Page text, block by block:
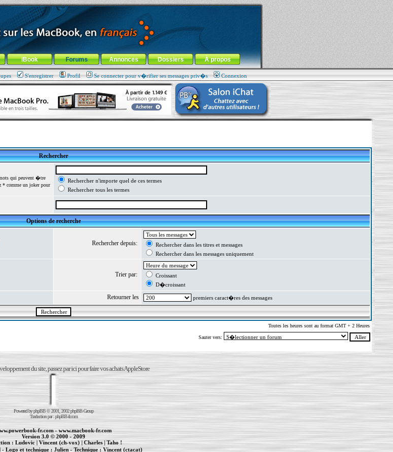
de la rubrique
iBook Forums Annonces Dossiers À propos
S'enregistrer Profil Se connecter pour v�rifier ses messages priv�s Connexion
Rechercher
qui peuvent �tre
comme un joker pour
Rechercher n'importe quel de ces termes
Rechercher tous les termes
Options de recherche
Rechercher depuis:
Rechercher dans les titres et messages
Rechercher dans les messages uniquement
Trier par:
Croissant
D�croissant
Retourner les premiers caract�res des messages
Toutes les heures sont au format GMT + 2 Heures
Sauter vers:
du site, passez par ici pour faire vos achats AppleStore
Powered byphpBB© 2001, 2002 phpBB Group
Traduction par :phpBB-fr.com
fr.com-www.macbook-fr.com
Version 3.0 © 2000 - 2009
:Ludovic| Vincent (ch-vox)|Charles| Taho !
- Logo et technique : Julien - Technique :Vincent (ctacat)